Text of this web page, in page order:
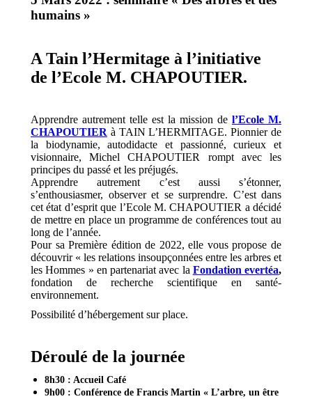
humains »
A Tain l’Hermitage à l’initiative
de l’Ecole M. CHAPOUTIER.
Apprendre autrement telle est la mission de l’Ecole M.
CHAPOUTIER à TAIN L’HERMITAGE. Pionnier de
la biodynamie, autodidacte et passionné, curieux et
visionnaire, Michel CHAPOUTIER rompt avec les
principes du passé et les préjugés.
Apprendre autrement c’est aussi s’étonner,
s’enthousiasmer, observer et se surprendre. C’est dans
cet état d’esprit que l’Ecole M. CHAPOUTIER a décidé
de mettre en place un programme de conférences tout au
long de l’année.
Pour sa Première édition de 2022, elle vous propose de
découvrir « les relations insoupçonnées entre les arbres et
les Hommes » en partenariat avec la Fondation evertéa,
fondation de recherche scientifique en santé-
environnement.
Possibilité d’hébergement sur place.
Déroulé de la journée
8h30 : Accueil Café
9h00 : Conférence de Francis Martin « L’arbre, un être